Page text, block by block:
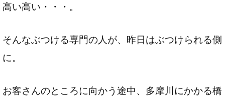
高い高い・・・。
そんなぶつける専門の人が、昨日はぶつけられる側
に。
お客さんのところに向かう途中、多摩川にかかる橋